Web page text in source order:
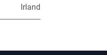
Irland